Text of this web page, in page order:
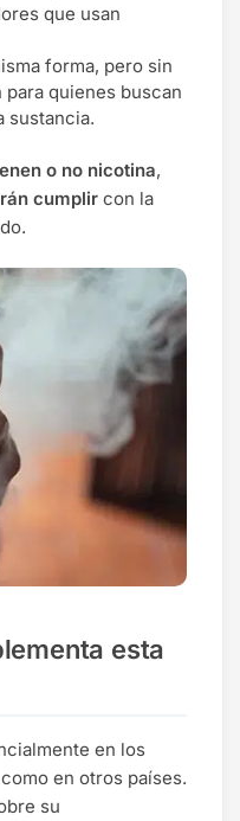
que usan
forma, pero sin
quienes buscan
sustancia.
o no nicotina,
cumplir con la
esta
en los
en otros países.
su